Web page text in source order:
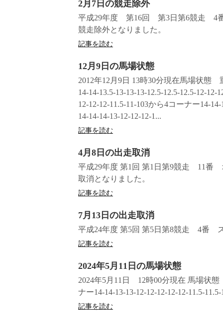
2月7日の競走除外
平成29年度 第16回 第3日第6競走 4
競走除外となりました。
記事を読む
12月9日の馬場状態
2012年12月9日 13時30分現在馬場状態
14-14-13.5-13-13-13-12.5-12.5-12.5-12-
12-12-12-11.5-11-103から4コーナー14-
14-14-14-13-12-12-12-1...
記事を読む
4月8日の出走取消
平成29年度 第1回 第1日第9競走 11番
取消となりました。
記事を読む
7月13日の出走取消
平成24年度 第5回 第5日第8競走 4番
記事を読む
2024年5月11日の馬場状態
2024年5月11日 12時00分現在 馬場状
ナー14-14-13-13-12-12-12-12-12-11.5-
記事を読む